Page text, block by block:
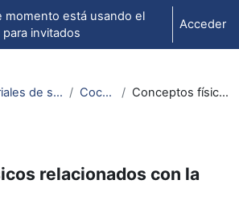
momento está usando el
invitados
Acceder
Repositorio de materiales de soporte para la docencia de la física universitaria II Coche de Newton Conceptos físicos relacionados con la actividad
relacionados con la